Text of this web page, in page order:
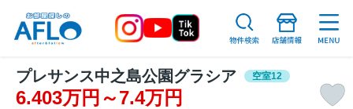
プレサンス中之島公園グラシア 空室12
6.403万円～7.4万円